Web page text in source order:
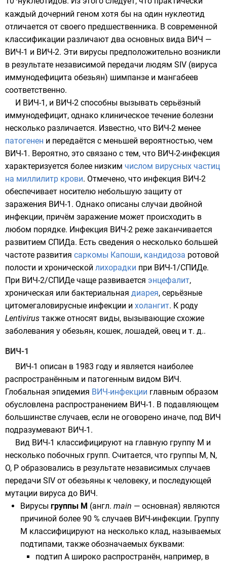
каждый дочерний геном хотя бы на один нуклеотид
отличается от своего предшественника. В современной
классификации различают два основных вида ВИЧ —
ВИЧ-1 и ВИЧ-2. Эти вирусы предположительно возникли
в результате независимой передачи людям SIV (вируса
иммунодефицита обезьян) шимпанзе и мангабеев
соответственно.
И ВИЧ-1, и ВИЧ-2 способны вызывать серьёзный
иммунодефицит, однако клиническое течение болезни
несколько различается. Известно, что ВИЧ-2 менее
патогенен и передаётся с меньшей вероятностью, чем
ВИЧ-1. Вероятно, это связано с тем, что ВИЧ-2-инфекция
характеризуется более низким числом вирусных частиц
на миллилитр крови. Отмечено, что инфекция ВИЧ-2
обеспечивает носителю небольшую защиту от
заражения ВИЧ-1. Однако описаны случаи двойной
инфекции, причём заражение может происходить в
любом порядке. Инфекция ВИЧ-2 реже заканчивается
развитием СПИДа. Есть сведения о несколько большей
частоте развития саркомы Капоши, кандидоза ротовой
полости и хронической лихорадки при ВИЧ-1/СПИДе.
При ВИЧ-2/СПИДе чаще развивается энцефалит,
хроническая или бактериальная диарея, серьёзные
цитомегаловирусные инфекции и холангит. К роду
Lentivirus также относят виды, вызывающие схожие
заболевания у обезьян, кошек, лошадей, овец и т. д..
ВИЧ-1
ВИЧ-1 описан в 1983 году и является наиболее
распространённым и патогенным видом ВИЧ.
Глобальная эпидемия ВИЧ-инфекции главным образом
обусловлена распространением ВИЧ-1. В подавляющем
большинстве случаев, если не оговорено иначе, под ВИЧ
подразумевают ВИЧ-1.
Вид ВИЧ-1 классифицируют на главную группу М и
несколько побочных групп. Считается, что группы M, N,
O, P образовались в результате независимых случаев
передачи SIV от обезьяны к человеку, и последующей
мутации вируса до ВИЧ.
Вирусы группы М (англ. main — основная) являются
причиной более 90 % случаев ВИЧ-инфекции. Группу
М классифицируют на несколько клад, называемых
подтипами, также обозначаемых буквами:
подтип A широко распространён, например, в